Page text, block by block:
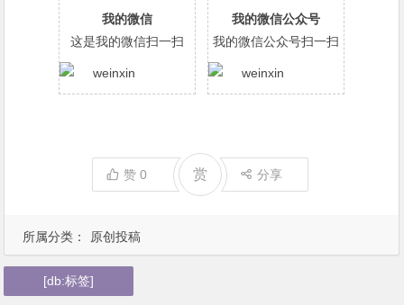
所属分类： 原创投稿
我的微信
这是我的微信扫一扫
我的微信公众号
我的微信公众号扫一扫
赞0 赏 分享
[db:标签]